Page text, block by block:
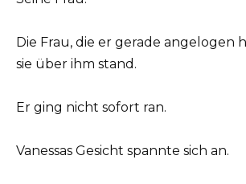
Die Frau, die er gerade angelogen
sie über ihm stand.
Er ging nicht sofort ran.
Vanessas Gesicht spannte sich an.